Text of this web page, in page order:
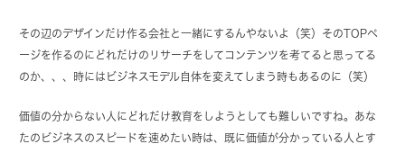
その辺のデザインだけ作る会社と一緒にするんやないよ（笑）そのTOPペ
ージを作るのにどれだけのリサーチをしてコンテンツを考てると思ってる
のか、、、時にはビジネスモデル自体を変えてしまう時もあるのに（笑）
価値の分からない人にどれだけ教育をしようとしても難しいですね。あな
たのビジネスのスピードを速めたい時は、既に価値が分かっている人とす